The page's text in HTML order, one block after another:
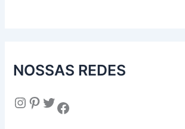
NOSSAS REDES
Instagram Pinterest Twitter Facebook